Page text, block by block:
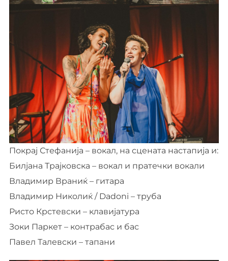
Покрај Стефанија – вокал, на сцената настапија и:
Билјана Трајковска – вокал и пратечки вокали
Владимир Враниќ – гитара
Владимир Николиќ / Dadoni – труба
Ристо Крстевски – клавијатура
Зоки Паркет – контрабас и бас
Павел Талевски – тапани